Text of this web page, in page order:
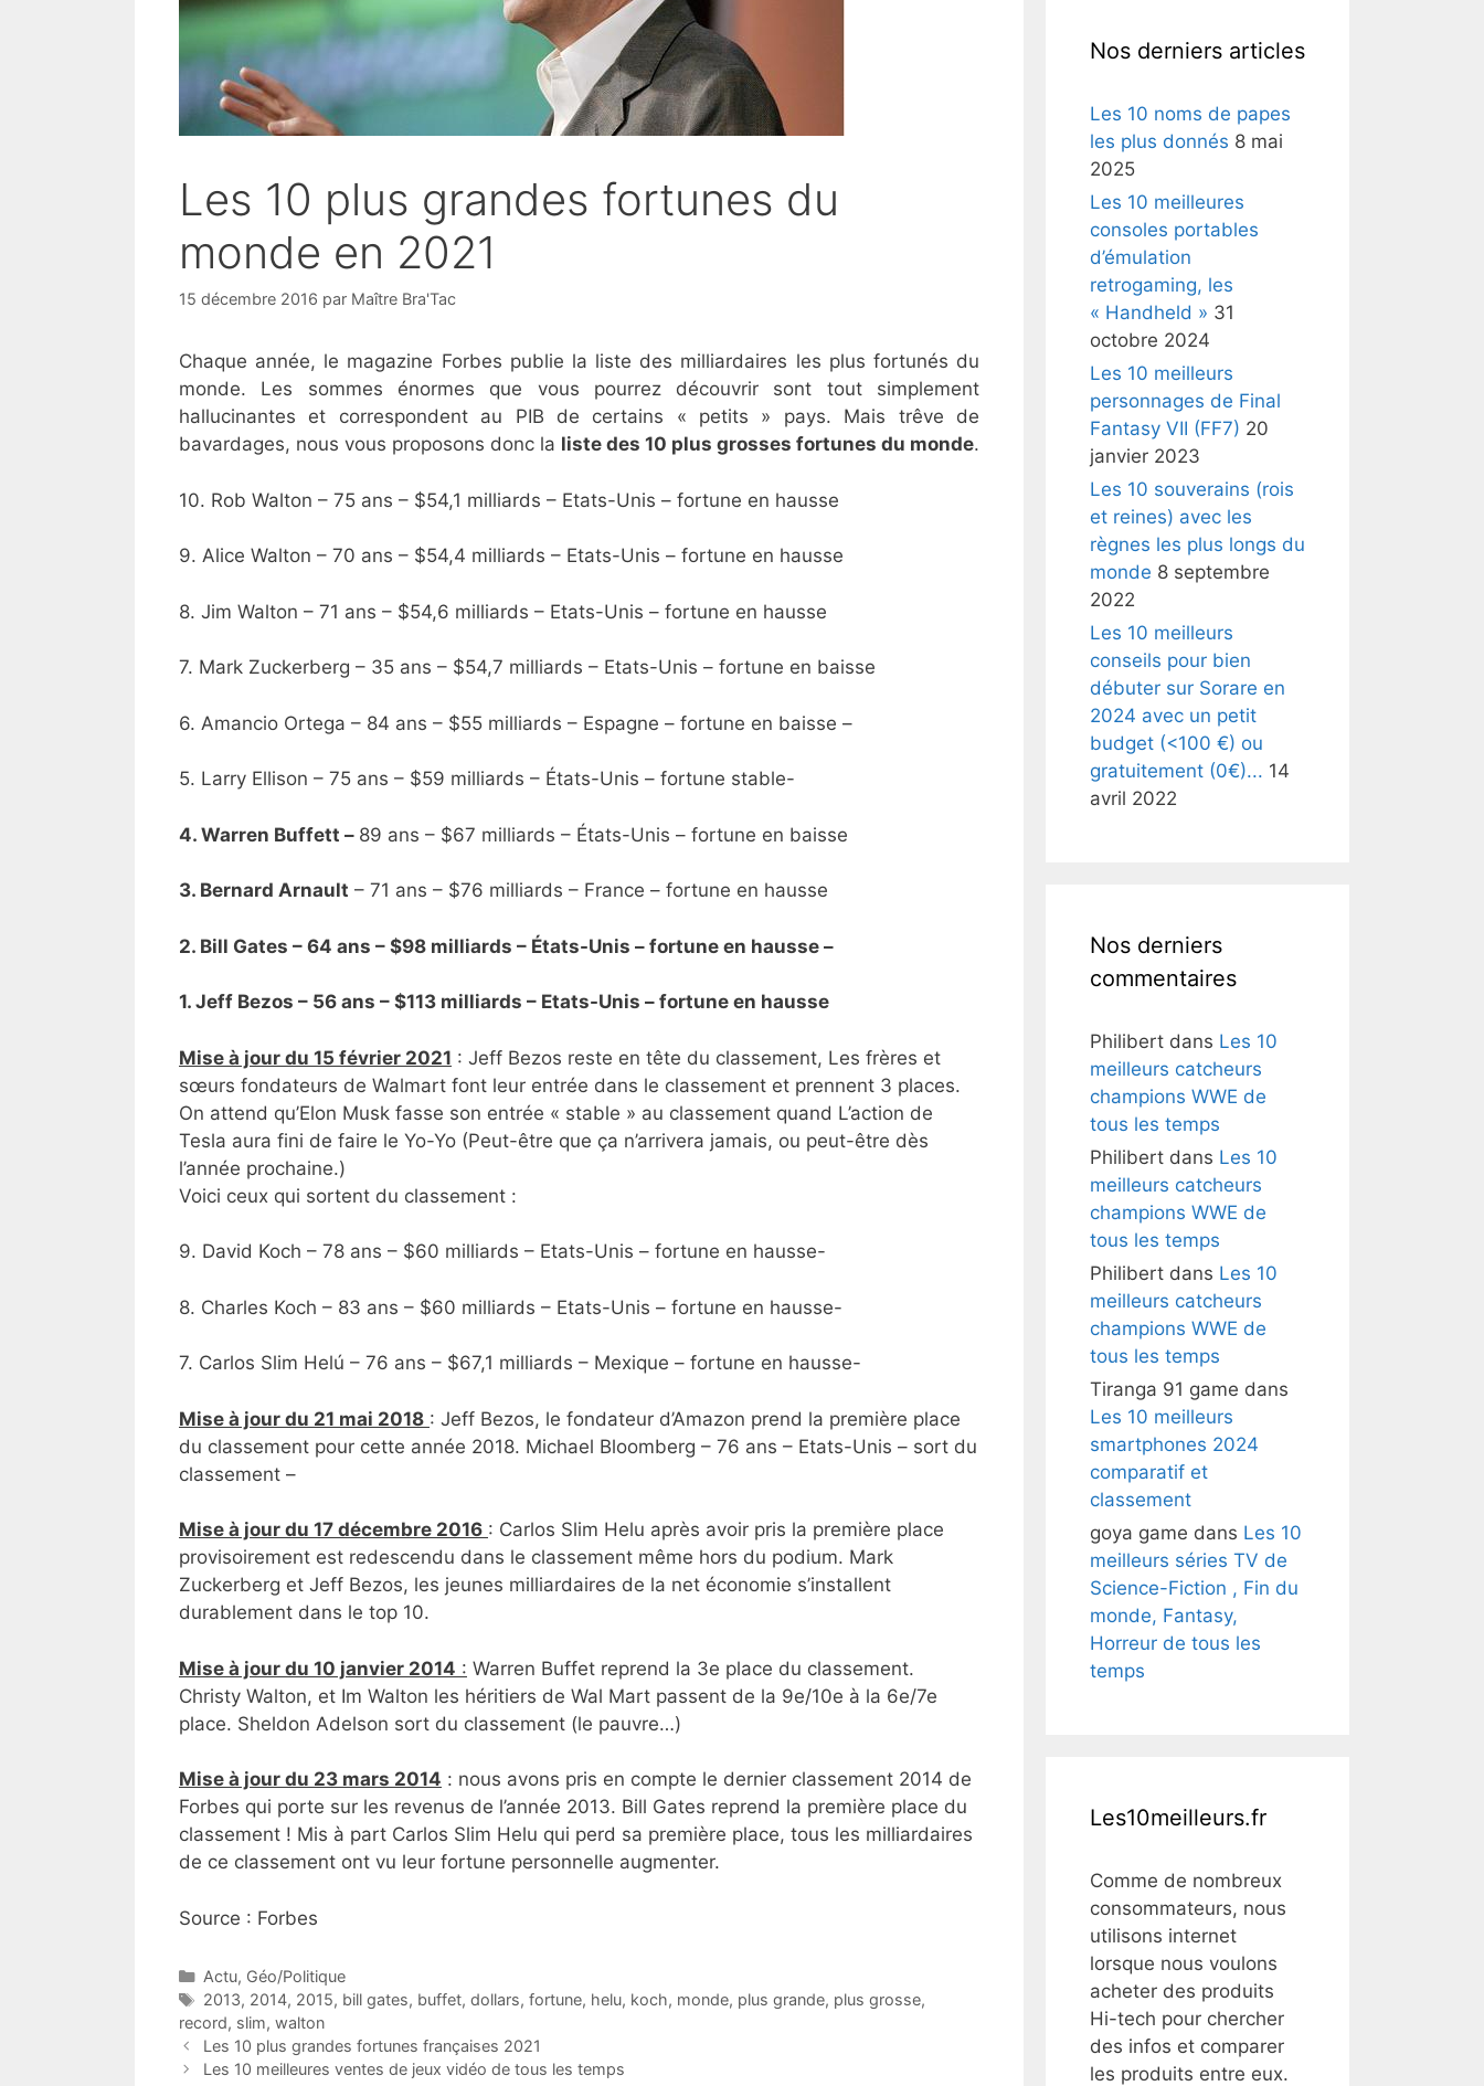
Les 10 plus grandes fortunes du
monde en 2021
15 décembre 2016 par Maître Bra'Tac
Chaque année, le magazine Forbes publie la liste des milliardaires les plus fortunés du
monde. Les sommes énormes que vous pourrez découvrir sont tout simplement
hallucinantes et correspondent au PIB de certains « petits » pays. Mais trêve de
bavardages, nous vous proposons donc la liste des 10 plus grosses fortunes du monde.
10. Rob Walton – 75 ans – $54,1 milliards – Etats-Unis – fortune en hausse
9. Alice Walton – 70 ans – $54,4 milliards – Etats-Unis – fortune en hausse
8. Jim Walton – 71 ans – $54,6 milliards – Etats-Unis – fortune en hausse
7. Mark Zuckerberg – 35 ans – $54,7 milliards – Etats-Unis – fortune en baisse
6. Amancio Ortega – 84 ans – $55 milliards – Espagne – fortune en baisse –
5. Larry Ellison – 75 ans – $59 milliards – États-Unis – fortune stable-
4. Warren Buffett – 89 ans – $67 milliards – États-Unis – fortune en baisse
3. Bernard Arnault – 71 ans – $76 milliards – France – fortune en hausse
2. Bill Gates – 64 ans – $98 milliards – États-Unis – fortune en hausse –
1. Jeff Bezos – 56 ans – $113 milliards – Etats-Unis – fortune en hausse
Mise à jour du 15 février 2021 : Jeff Bezos reste en tête du classement, Les frères et
sœurs fondateurs de Walmart font leur entrée dans le classement et prennent 3 places.
On attend qu’Elon Musk fasse son entrée « stable » au classement quand L’action de
Tesla aura fini de faire le Yo-Yo (Peut-être que ça n’arrivera jamais, ou peut-être dès
l’année prochaine.)
Voici ceux qui sortent du classement :
9. David Koch – 78 ans – $60 milliards – Etats-Unis – fortune en hausse-
8. Charles Koch – 83 ans – $60 milliards – Etats-Unis – fortune en hausse-
7. Carlos Slim Helú – 76 ans – $67,1 milliards – Mexique – fortune en hausse-
Mise à jour du 21 mai 2018 : Jeff Bezos, le fondateur d’Amazon prend la première place
du classement pour cette année 2018. Michael Bloomberg – 76 ans – Etats-Unis – sort du
classement –
Mise à jour du 17 décembre 2016 : Carlos Slim Helu après avoir pris la première place
provisoirement est redescendu dans le classement même hors du podium. Mark
Zuckerberg et Jeff Bezos, les jeunes milliardaires de la net économie s’installent
durablement dans le top 10.
Mise à jour du 10 janvier 2014 : Warren Buffet reprend la 3e place du classement.
Christy Walton, et Im Walton les héritiers de Wal Mart passent de la 9e/10e à la 6e/7e
place. Sheldon Adelson sort du classement (le pauvre…)
Mise à jour du 23 mars 2014 : nous avons pris en compte le dernier classement 2014 de
Forbes qui porte sur les revenus de l’année 2013. Bill Gates reprend la première place du
classement ! Mis à part Carlos Slim Helu qui perd sa première place, tous les milliardaires
de ce classement ont vu leur fortune personnelle augmenter.
Source : Forbes
Catégories
Actu, Géo/Politique
Étiquettes
2013, 2014, 2015, bill gates, buffet, dollars, fortune, helu, koch, monde, plus grande, plus grosse,
record, slim, walton
Les 10 plus grandes fortunes françaises 2021
Les 10 meilleures ventes de jeux vidéo de tous les temps
Nos derniers articles
Les 10 noms de papes
les plus donnés 8 mai
2025
Les 10 meilleures
consoles portables
d’émulation
retrogaming, les
« Handheld » 31
octobre 2024
Les 10 meilleurs
personnages de Final
Fantasy VII (FF7) 20
janvier 2023
Les 10 souverains (rois
et reines) avec les
règnes les plus longs du
monde 8 septembre
2022
Les 10 meilleurs
conseils pour bien
débuter sur Sorare en
2024 avec un petit
budget (<100 €) ou
gratuitement (0€)... 14
avril 2022
Nos derniers
commentaires
Philibert dans Les 10
meilleurs catcheurs
champions WWE de
tous les temps
Philibert dans Les 10
meilleurs catcheurs
champions WWE de
tous les temps
Philibert dans Les 10
meilleurs catcheurs
champions WWE de
tous les temps
Tiranga 91 game dans
Les 10 meilleurs
smartphones 2024
comparatif et
classement
goya game dans Les 10
meilleurs séries TV de
Science-Fiction , Fin du
monde, Fantasy,
Horreur de tous les
temps
Les10meilleurs.fr
Comme de nombreux
consommateurs, nous
utilisons internet
lorsque nous voulons
acheter des produits
Hi-tech pour chercher
des infos et comparer
les produits entre eux.